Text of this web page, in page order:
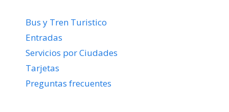
Bus y Tren Turistico
Entradas
Servicios por Ciudades
Tarjetas
Preguntas frecuentes